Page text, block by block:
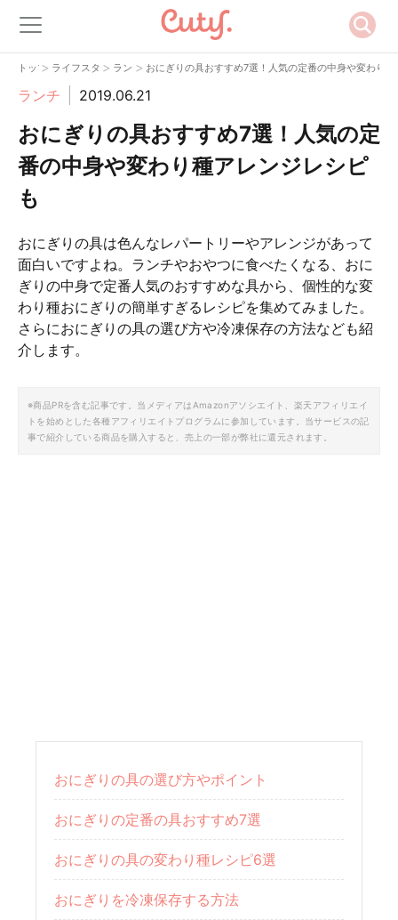
トップ
> ライフスタイル
> ランチ
> おにぎりの具おすすめ7選！人気の定番の中身や変わり
ランチ 2019.06.21
おにぎりの具おすすめ7選！人気の定
番の中身や変わり種アレンジレシピ
も
おにぎりの具は色んなレパートリーやアレンジがあって
面白いですよね。ランチやおやつに食べたくなる、おに
ぎりの中身で定番人気のおすすめな具から、個性的な変
わり種おにぎりの簡単すぎるレシピを集めてみました。
さらにおにぎりの具の選び方や冷凍保存の方法なども紹
介します。
※商品PRを含む記事です。当メディアはAmazonアソシエイト、楽天アフィリエイ
トを始めとした各種アフィリエイトプログラムに参加しています。当サービスの記
事で紹介している商品を購入すると、売上の一部が弊社に還元されます。
おにぎりの具の選び方やポイント
おにぎりの定番の具おすすめ7選
おにぎりの具の変わり種レシピ6選
おにぎりを冷凍保存する方法